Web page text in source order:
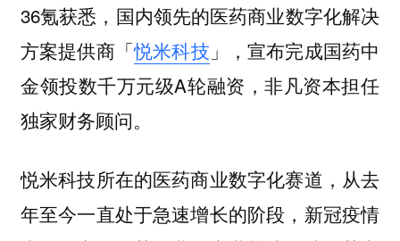
36氪获悉，国内领先的医药商业数字化解决
方案提供商「悦米科技 」，宣布完成国药中
金领投数千万元级A轮融资，非凡资本担任
独家财务顾问。
悦米科技所在的医药商业数字化赛道，从去
年至今一直处于急速增长的阶段，新冠疫情